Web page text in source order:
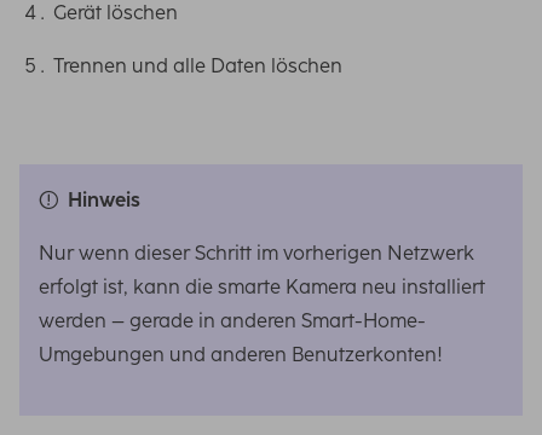
Gerät löschen
Trennen und alle Daten löschen
Hinweis
Nur wenn dieser Schritt im vorherigen Netzwerk
erfolgt ist, kann die smarte Kamera neu installiert
werden – gerade in anderen Smart-Home-
Umgebungen und anderen Benutzerkonten!